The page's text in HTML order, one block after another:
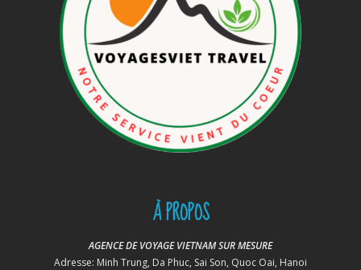
À PROPOS
AGENCE DE VOYAGE VIETNAM SUR MESURE
Adresse: Minh Trung, Da Phuc, Sai Son, Quoc Oai, Hanoi